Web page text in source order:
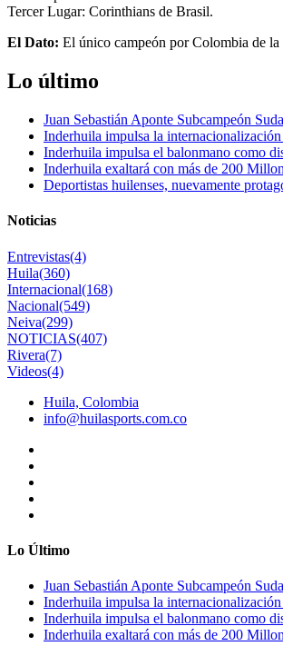
Tercer Lugar: Corinthians de Brasil.
El Dato: El único campeón por Colombia de
Lo último
Juan Sebastián Aponte Subcampeón
Inderhuila impulsa la
Inderhuila impulsa el balonmano como
Inderhuila exaltará con más de 200
Deportistas huilenses, nuevamente
Noticias
Entrevistas(4)
Huila(360)
Internacional(168)
Nacional(549)
Neiva(299)
NOTICIAS(407)
Rivera(7)
Videos(4)
Huila, Colombia
info@huilasports.com.co
Lo Último
Juan Sebastián Aponte Subcampeón
Inderhuila impulsa la
Inderhuila impulsa el balonmano como
Inderhuila exaltará con más de 200